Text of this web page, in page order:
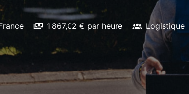
1 867,02 € par heure Logistique